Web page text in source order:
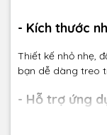
- Kích thước
Thiết kế nhỏ nhẹ,
bạn dễ dàng treo
- Hỗ trợ ứng